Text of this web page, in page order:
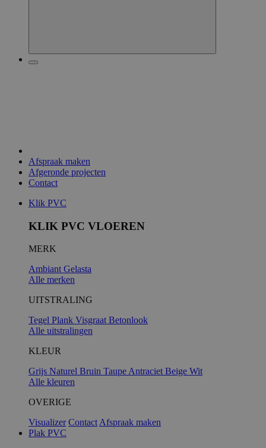
Afspraak maken
Afgeronde projecten
Contact
Klik PVC
KLIK PVC VLOEREN
MERK
AmbiantGelasta
Alle merken
UITSTRALING
Tegel Plank VisgraatBetonlook
Alle uitstralingen
KLEUR
Grijs Naturel Bruin TaupeAntraciet Beige Wit
Alle kleuren
OVERIGE
Visualizer ContactAfspraak maken
Plak PVC